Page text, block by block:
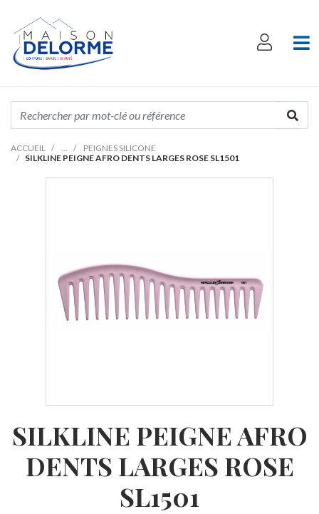
ACCUEIL
PEIGNES SILICONE
SILKLINE PEIGNE AFRO DENTS LARGES ROSE SL1501
SILKLINE PEIGNE AFRO
DENTS LARGES ROSE
SL1501